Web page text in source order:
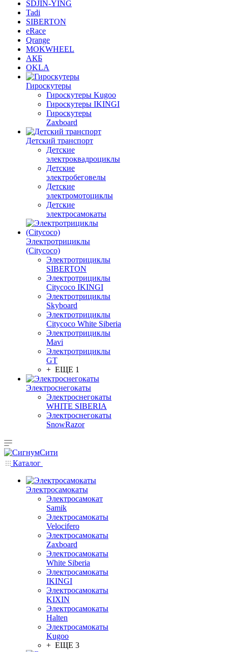
SDJIN-YING
Tadi
SIBERTON
eRace
Qrange
MOKWHEEL
АКБ
OKLA
Гироскутеры
Гироскутеры Kugoo
Гироскутеры IKINGI
Гироскутеры
Zaxboard
Детский транспорт
Детские
электроквадроциклы
Детские
электробеговелы
Детские
электромотоциклы
Детские
электросамокаты
Электротрициклы
(Citycoco)
Электротрициклы
SIBERTON
Электротрициклы
Citycoco IKINGI
Электротрициклы
Skyboard
Электротрициклы
Citycoco White Siberia
Электротрициклы
Mavi
Электротрициклы
GT
+ ЕЩЕ 1
Электроснегокаты
Электроснегокаты
WHITE SIBERIA
Электроснегокаты
SnowRazor
Каталог
Электросамокаты
Электросамокат
Samik
Электросамокаты
Velocifero
Электросамокаты
Zaxboard
Электросамокаты
White Siberia
Электросамокаты
IKINGI
Электросамокаты
KIXIN
Электросамокаты
Halten
Электросамокаты
Kugoo
+ ЕЩЕ 3